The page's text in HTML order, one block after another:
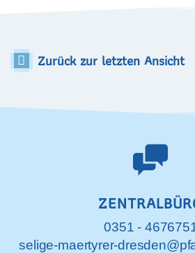
Zurück zur letzten Ansicht
0351 -
selige-maertyrer-